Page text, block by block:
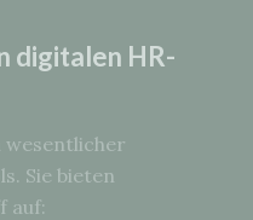
digitalen HR-
wesentlicher
Sie bieten
auf: